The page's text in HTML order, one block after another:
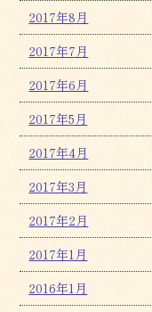
2017年8月
2017年7月
2017年6月
2017年5月
2017年4月
2017年3月
2017年2月
2017年1月
2016年1月